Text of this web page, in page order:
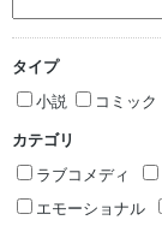
タイプ
小説
コミック
カテゴリ
ラブコメディ
エモーショナル